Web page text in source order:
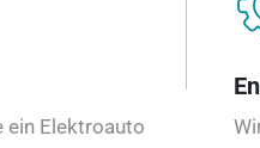
ein Elektroauto